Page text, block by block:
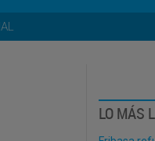
LO MÁS